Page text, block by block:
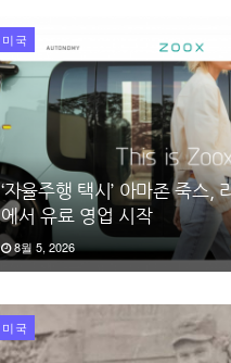
미국
‘자율주행 택시’ 아마존 죽스,
에서 유료 영업 시작
8월 5, 2026
미국